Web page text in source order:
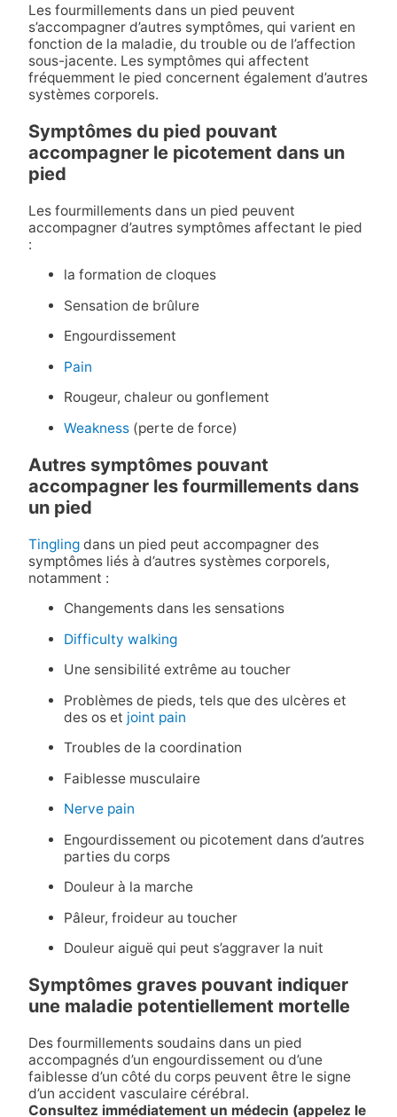
Les fourmillements dans un pied peuvent
s’accompagner d’autres symptômes, qui varient en
fonction de la maladie, du trouble ou de l’affection
sous-jacente. Les symptômes qui affectent
fréquemment le pied concernent également d’autres
systèmes corporels.
Symptômes du pied pouvant
accompagner le picotement dans un
pied
Les fourmillements dans un pied peuvent
accompagner d’autres symptômes affectant le pied
:
la formation de cloques
Sensation de brûlure
Engourdissement
Pain
Rougeur, chaleur ou gonflement
Weakness(perte de force)
Autres symptômes pouvant
accompagner les fourmillements dans
un pied
Tinglingdans un pied peut accompagner des
symptômes liés à d’autres systèmes corporels,
notamment :
Changements dans les sensations
Difficulty walking
Une sensibilité extrême au toucher
Problèmes de pieds, tels que des ulcères et
des os et joint pain
Troubles de la coordination
Faiblesse musculaire
Nerve pain
Engourdissement ou picotement dans d’autres
parties du corps
Douleur à la marche
Pâleur, froideur au toucher
Douleur aiguë qui peut s’aggraver la nuit
Symptômes graves pouvant indiquer
une maladie potentiellement mortelle
Des fourmillements soudains dans un pied
accompagnés d’un engourdissement ou d’une
faiblesse d’un côté du corps peuvent être le signe
d’un accident vasculaire cérébral.
Consultez immédiatement un médecin (appelez le